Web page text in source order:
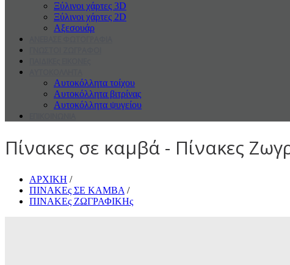
Ξύλινοι χάρτες 3D
Ξύλινοι χάρτες 2D
Αξεσουάρ
Αυτοκόλλητα τοίχου
Αυτοκόλλητα βιτρίνας
Αυτοκόλλητα ψυγείου
Πίνακες σε καμβά - Πίνακες
ΑΡΧΙΚΗ /
ΠΙΝΑΚΕς ΣΕ ΚΑΜΒΑ /
ΠΙΝΑΚΕς ΖΩΓΡΑΦΙΚΗς